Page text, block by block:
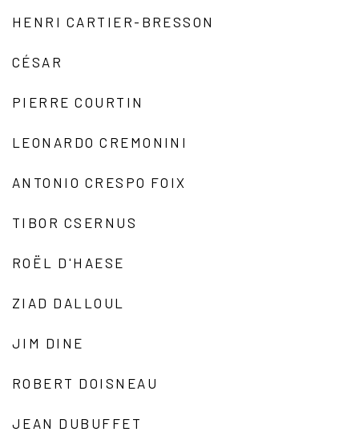
HENRI CARTIER-BRESSON
CÉSAR
PIERRE COURTIN
LEONARDO CREMONINI
ANTONIO CRESPO FOIX
TIBOR CSERNUS
ROËL D'HAESE
ZIAD DALLOUL
JIM DINE
ROBERT DOISNEAU
JEAN DUBUFFET